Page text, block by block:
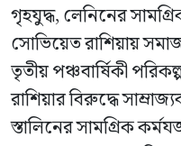
গৃহযুদ্ধ, লেনিনের
সোভিয়েত রাশিয়ায়
তৃতীয় পঞ্চবার্ষিকী
রাশিয়ার বিরুদ্ধে
স্তালিনের সামগ্রিক